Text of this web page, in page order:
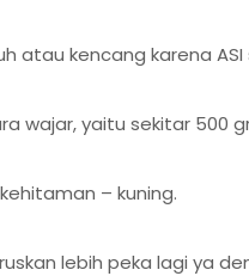
atau kencang karena
wajar, yaitu sekitar 500
– kuning.
lebih peka lagi ya